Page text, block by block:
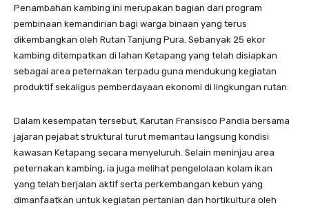
Penambahan kambing ini merupakan bagian dari program
pembinaan kemandirian bagi warga binaan yang terus
dikembangkan oleh Rutan Tanjung Pura. Sebanyak 25 ekor
kambing ditempatkan di lahan Ketapang yang telah disiapkan
sebagai area peternakan terpadu guna mendukung kegiatan
produktif sekaligus pemberdayaan ekonomi di lingkungan rutan.
Dalam kesempatan tersebut, Karutan Fransisco Pandia bersama
jajaran pejabat struktural turut memantau langsung kondisi
kawasan Ketapang secara menyeluruh. Selain meninjau area
peternakan kambing, ia juga melihat pengelolaan kolam ikan
yang telah berjalan aktif serta perkembangan kebun yang
dimanfaatkan untuk kegiatan pertanian dan hortikultura oleh